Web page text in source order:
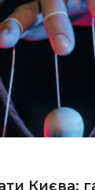
Києва: